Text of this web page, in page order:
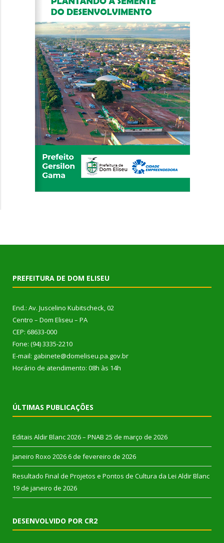
PREFEITURA DE DOM ELISEU
End.: Av. Juscelino Kubitscheck, 02
Centro – Dom Eliseu – PA
CEP: 68633-000
Fone: (94) 3335-2210
E-mail: gabinete@domeliseu.pa.gov.br
Horário de atendimento: 08h às 14h
ÚLTIMAS PUBLICAÇÕES
Editais Aldir Blanc 2026 – PNAB 25 de março de 2026
Janeiro Roxo 2026 6 de fevereiro de 2026
Resultado Final de Projetos e Pontos de Cultura da Lei Aldir Blanc
19 de janeiro de 2026
DESENVOLVIDO POR CR2